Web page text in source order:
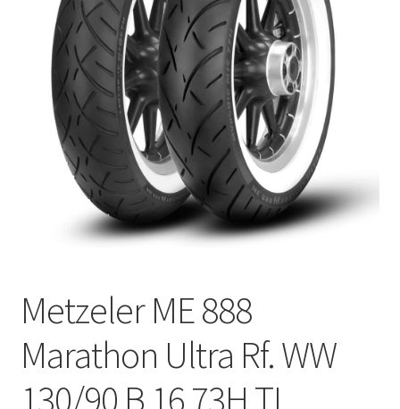
Reifentests
Kontakt
Metzeler ME 888
Marathon Ultra Rf. WW
130/90 B 16 73H TL